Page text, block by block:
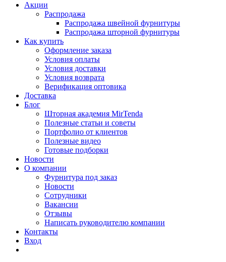
Акции
Распродажа
Распродажа швейной фурнитуры
Распродажа шторной фурнитуры
Как купить
Оформление заказа
Условия оплаты
Условия доставки
Условия возврата
Верификация оптовика
Доставка
Блог
Шторная академия MirTenda
Полезные статьи и советы
Портфолио от клиентов
Полезные видео
Готовые подборки
Новости
О компании
Фурнитура под заказ
Новости
Сотрудники
Вакансии
Отзывы
Написать руководителю компании
Контакты
Вход